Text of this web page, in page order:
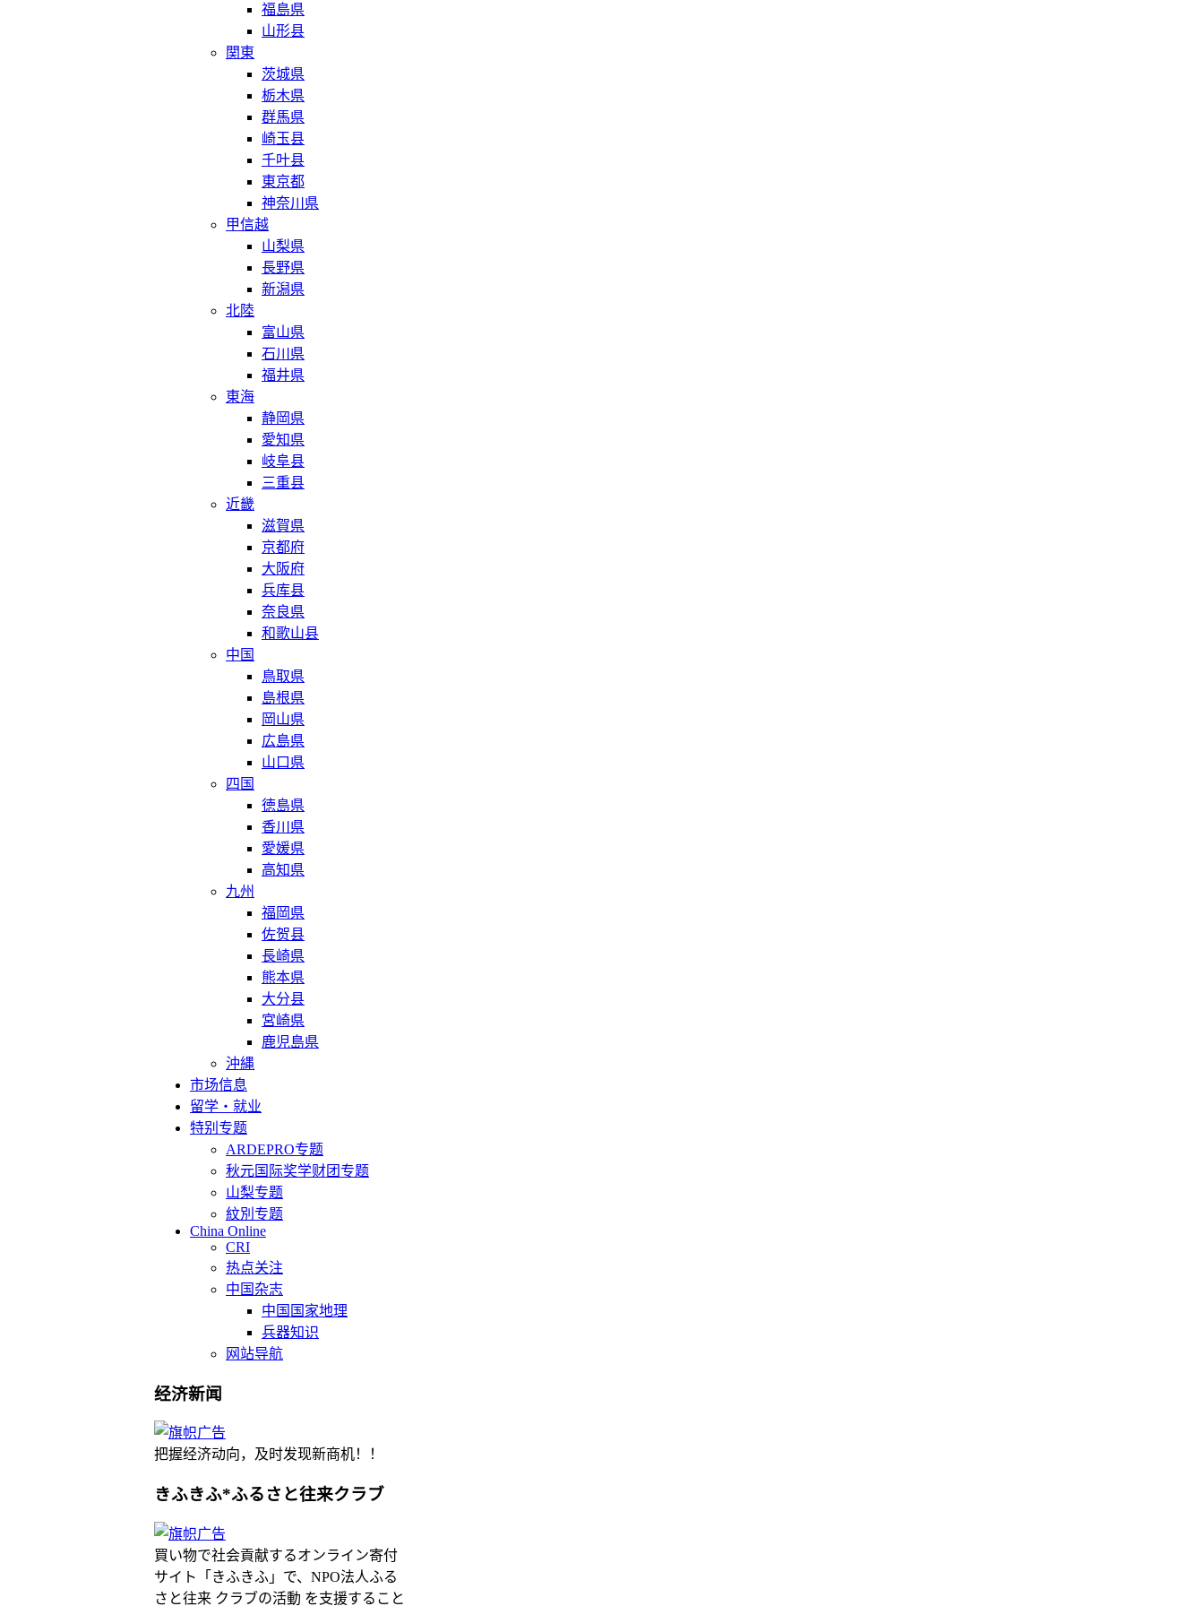
福島県
山形县
関東
茨城県
栃木県
群馬県
崎玉县
千叶县
東京都
神奈川県
甲信越
山梨県
長野県
新潟県
北陸
富山県
石川県
福井県
東海
静岡県
愛知県
岐阜县
三重县
近畿
滋賀県
京都府
大阪府
兵库县
奈良県
和歌山县
中国
鳥取県
島根県
岡山県
広島県
山口県
四国
徳島県
香川県
愛媛県
高知県
九州
福岡県
佐贺县
長崎県
熊本県
大分县
宮崎県
鹿児島県
沖縄
市场信息
留学・就业
特别专题
ARDEPRO专题
秋元国际奖学财团专题
山梨专题
紋別专题
China Online
CRI
热点关注
中国杂志
中国国家地理
兵器知识
网站导航
经济新闻
把握经济动向，及时发现新商机！！
きふきふ*ふるさと往来クラブ
買い物で社会貢献するオンライン寄付
サイト「きふきふ」で、NPO法人ふる
さと往来 クラブの活動 を支援すること